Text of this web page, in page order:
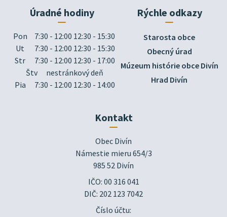
Úradné hodiny
Pon
7:30 - 12:00 12:30 - 15:30
Ut
7:30 - 12:00 12:30 - 15:30
Str
7:30 - 12:00 12:30 - 17:00
Štv
nestránkový deň
Pia
7:30 - 12:00 12:30 - 14:00
Rýchle odkazy
Starosta obce
Obecný úrad
Múzeum histórie obce Divín
Hrad Divín
Kontakt
Obec Divín
Námestie mieru 654/3
985 52 Divín
IČO: 00 316 041
DIČ: 202 123 7042
Číslo účtu: